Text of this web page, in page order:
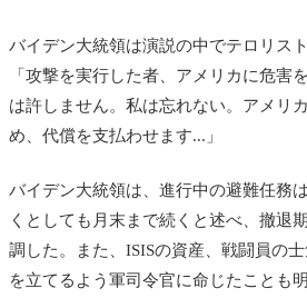
バイデン大統領は演説の中でテロリス
「攻撃を実行した者、アメリカに危害
は許しません。私は忘れない。アメリ
め、代償を支払わせます...」
バイデン大統領は、進行中の避難任務
くとしても月末まで続くと述べ、撤退
調した。また、ISISの資産、戦闘員の
を立てるよう軍司令官に命じたことも